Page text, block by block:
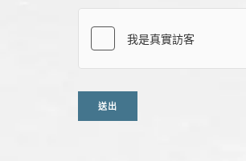
送出